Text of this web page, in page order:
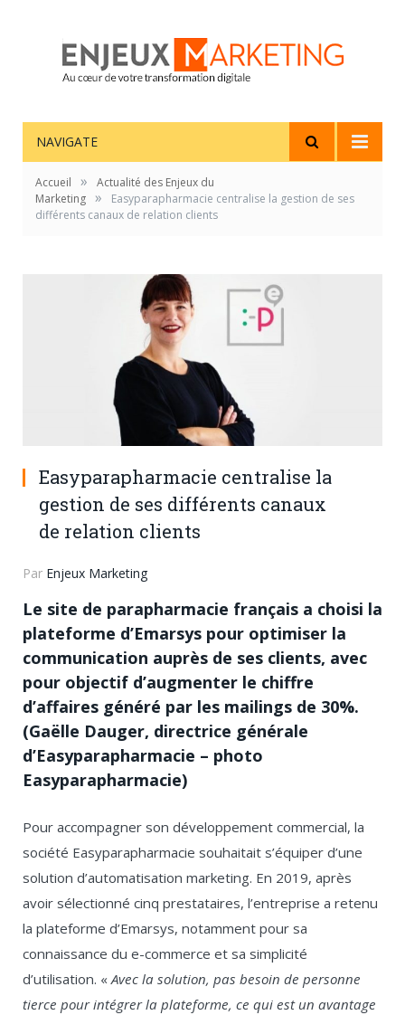
NAVIGATE
Accueil »
Actualité des Enjeux du
Marketing »
Easyparapharmacie centralise la gestion de ses
différents canaux de relation clients
Easyparapharmacie centralise la
gestion de ses différents canaux
de relation clients
Par Enjeux Marketing
Le site de parapharmacie français a choisi la
plateforme d’Emarsys pour optimiser la
communication auprès de ses clients, avec
pour objectif d’augmenter le chiffre
d’affaires généré par les mailings de 30%.
(Gaëlle Dauger, directrice générale
d’Easyparapharmacie – photo
Easyparapharmacie)
Pour accompagner son développement commercial, la
société Easyparapharmacie souhaitait s’équiper d’une
solution d’automatisation marketing. En 2019, après
avoir sélectionné cinq prestataires, l’entreprise a retenu
la plateforme d’Emarsys, notamment pour sa
connaissance du e-commerce et sa simplicité
d’utilisation. «Avec la solution, pas besoin de personne
tierce pour intégrer la plateforme, ce qui est un avantage